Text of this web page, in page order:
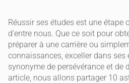
Réussir ses études est une étape
d’entre nous. Que ce soit pour
préparer à une carrière ou
connaissances, exceller dans ses
synonyme de persévérance et de
article, nous allons partager 10